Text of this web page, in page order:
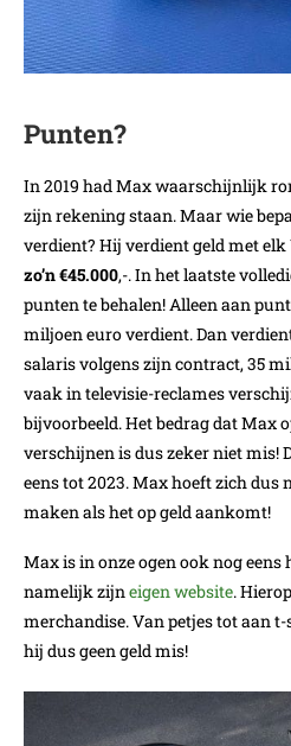
Punten?
In 2019 had Max waarschijnlijk
zijn rekening staan. Maar wie
verdient? Hij verdient geld met
zo’n €45.000,-. In het laatste
punten te behalen! Alleen aan
miljoen euro verdient. Dan
salaris volgens zijn contract, 35
vaak in televisie-reclames
bijvoorbeeld. Het bedrag dat Max
verschijnen is dus zeker niet mis!
eens tot 2023. Max hoeft zich dus
maken als het op geld aankomt!
Max is in onze ogen ook nog
namelijk zijneigen website.
merchandise. Van petjes tot aan
hij dus geen geld mis!